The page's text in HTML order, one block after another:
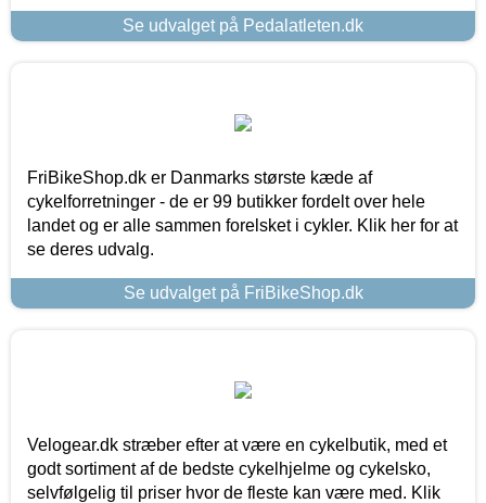
Se udvalget på Pedalatleten.dk
FriBikeShop.dk er Danmarks største kæde af
cykelforretninger - de er 99 butikker fordelt over hele
landet og er alle sammen forelsket i cykler. Klik her for at
se deres udvalg.
Se udvalget på FriBikeShop.dk
Velogear.dk stræber efter at være en cykelbutik, med et
godt sortiment af de bedste cykelhjelme og cykelsko,
selvfølgelig til priser hvor de fleste kan være med. Klik